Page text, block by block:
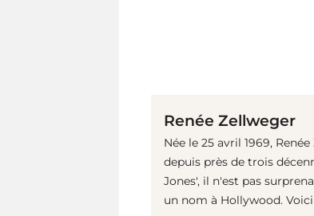
Renée Zellweger
Née le 25 avril 1969,
depuis près de trois
Jones', il n'est pas
un nom à Hollywood.